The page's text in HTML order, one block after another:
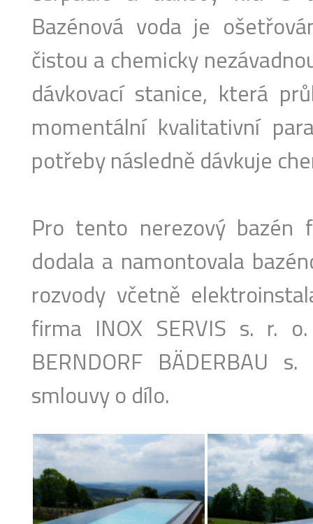
Bazénová voda je
čistou a chemicky
dávkovací stanice, která
momentální kvalitativní
potřeby následně dávkuje
Pro tento nerezový bazén
dodala a namontovala
rozvody včetně
firma INOX SERVIS s. r.
BERNDORF BÄDERBAU
smlouvy o dílo.